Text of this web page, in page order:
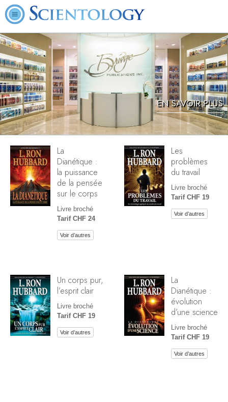
EN SAVOIR PLUS
La
Dianétique :
la puissance
de la pensée
sur le corps
Livre broché
Tarif CHF 24
Voir d’autres
Les
problèmes
du travail
Livre broché
Tarif CHF 19
Voir d’autres
Un corps pur,
l’esprit clair
Livre broché
Tarif CHF 19
Voir d’autres
La
Dianétique :
évolution
d’une science
Livre broché
Tarif CHF 19
Voir d’autres